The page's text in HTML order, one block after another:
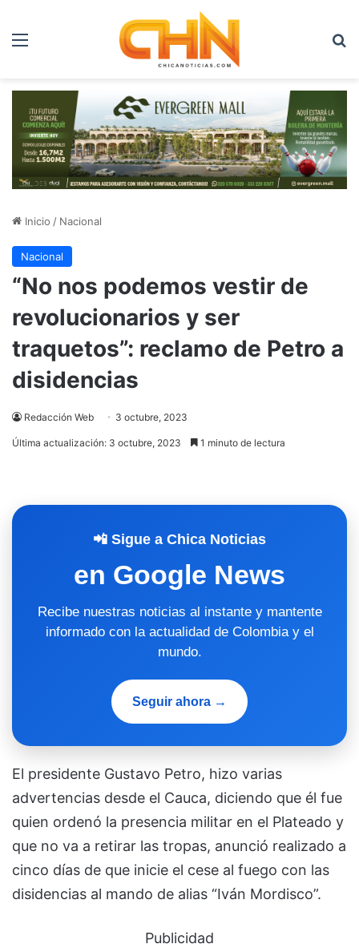
Menú
Inicio / Nacional
Nacional
“No nos podemos vestir de
revolucionarios y ser
traquetos”: reclamo de Petro a
disidencias
Redacción Web 3 octubre, 2023
Última actualización: 3 octubre, 2023 1 minuto de lectura
📲 Sigue a Chica Noticias
en Google News
Recibe nuestras noticias al instante y mantente
informado con la actualidad de Colombia y el
mundo.
Seguir ahora →
El presidente Gustavo Petro, hizo varias
advertencias desde el Cauca, diciendo que él fue
quien ordenó la presencia militar en el Plateado y
que no va a retirar las tropas, anunció realizado a
cinco días de que inicie el cese al fuego con las
disidencias al mando de alias “Iván Mordisco”.
Publicidad